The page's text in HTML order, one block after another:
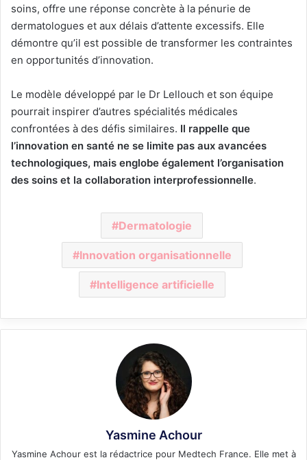
soins, offre une réponse concrète à la pénurie de
dermatologues et aux délais d’attente excessifs. Elle
démontre qu’il est possible de transformer les contraintes
en opportunités d’innovation.
Le modèle développé par le Dr Lellouch et son équipe
pourrait inspirer d’autres spécialités médicales
confrontées à des défis similaires. Il rappelle que
l’innovation en santé ne se limite pas aux avancées
technologiques, mais englobe également l’organisation
des soins et la collaboration interprofessionnelle.
Dermatologie
Innovation organisationnelle
Intelligence artificielle
Yasmine Achour
Yasmine Achour est la rédactrice pour Medtech France. Elle met à